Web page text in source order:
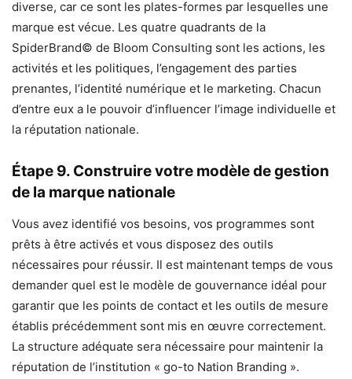
diverse, car ce sont les plates-formes par lesquelles une
marque est vécue. Les quatre quadrants de la
SpiderBrand© de Bloom Consulting sont les actions, les
activités et les politiques, l’engagement des parties
prenantes, l’identité numérique et le marketing. Chacun
d’entre eux a le pouvoir d’influencer l’image individuelle et
la réputation nationale.
Étape 9. Construire votre modèle de gestion
de la marque nationale
Vous avez identifié vos besoins, vos programmes sont
prêts à être activés et vous disposez des outils
nécessaires pour réussir. Il est maintenant temps de vous
demander quel est le modèle de gouvernance idéal pour
garantir que les points de contact et les outils de mesure
établis précédemment sont mis en œuvre correctement.
La structure adéquate sera nécessaire pour maintenir la
réputation de l’institution « go-to Nation Branding ».